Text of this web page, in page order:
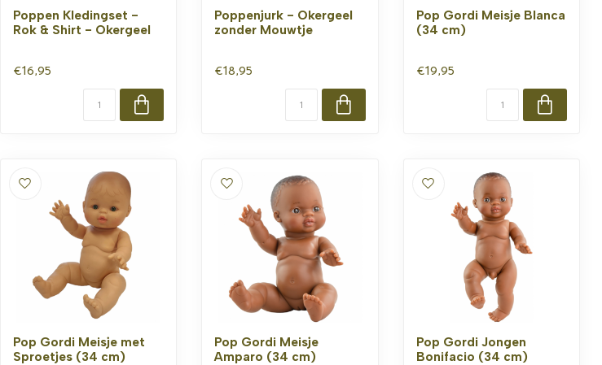
Poppen Kledingset -
Rok & Shirt - Okergeel
€16,95
Poppenjurk - Okergeel
zonder Mouwtje
€18,95
Pop Gordi Meisje Blanca
(34 cm)
€19,95
Pop Gordi Meisje met
Sproetjes (34 cm)
Pop Gordi Meisje
Amparo (34 cm)
Pop Gordi Jongen
Bonifacio (34 cm)